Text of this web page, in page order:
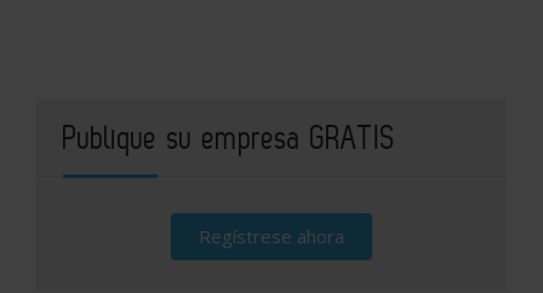
Publique su empresa GRATIS
Regístrese ahora